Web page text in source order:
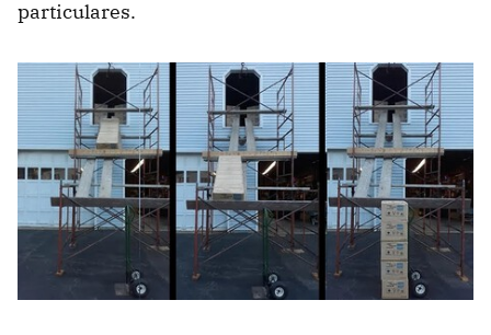
particulares.